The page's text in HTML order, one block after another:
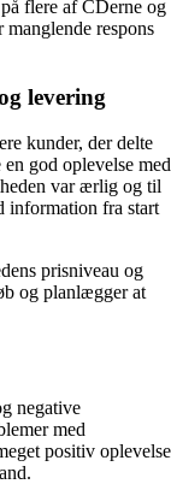
flere af CDerne og
respons
levering
kunder, der delte
god oplevelse med
var ærlig og til
information fra start
prisniveau og
og planlægger at
negative
med
positiv oplevelse